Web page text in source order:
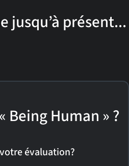
jusqu’à présent...
Being Human » ?
évaluation?